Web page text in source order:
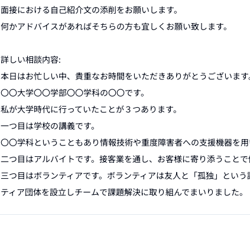
面接における自己紹介文の添削をお願いします。
何かアドバイスがあればそちらの方も宜しくお願い致します。
詳しい相談内容:
本日はお忙しい中、貴重なお時間をいただきありがとうございます
〇〇大学〇〇学部〇〇学科の〇〇です。
私が大学時代に行っていたことが３つあります。
一つ目は学校の講義です。
〇〇学科ということもあり情報技術や重度障害者への支援機器を
二つ目はアルバイトです。接客業を通し、お客様に寄り添うことで
三つ目はボランティアです。ボランティアは友人と「孤独」とい